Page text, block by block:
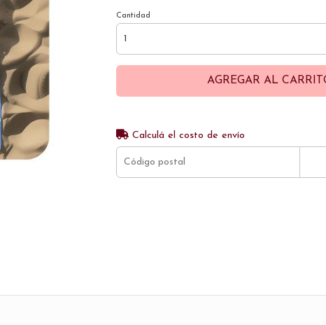
Cantidad
AGREGAR AL
Calculá el costo de envío